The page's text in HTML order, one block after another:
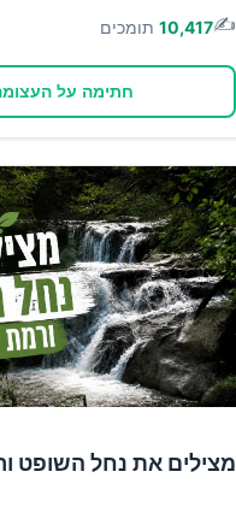
✍️
10,417 תומכים
חתימה על
מצילים את נחל השופט